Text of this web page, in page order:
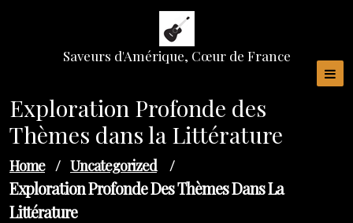
Saveurs d'Amérique, Cœur de France
Exploration Profonde des
Thèmes dans la Littérature
Home / Uncategorized /
Exploration Profonde Des Thèmes Dans La
Littérature